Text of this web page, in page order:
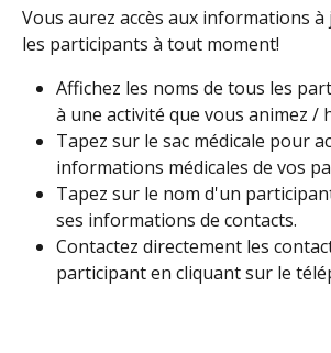
Vous aurez accès aux informations
les participants à tout moment!
Affichez les noms de tous les
à une activité que vous animez /
Tapez sur le sac médicale pour
informations médicales de vos
Tapez sur le nom d'un
ses informations de contacts.
Contactez directement les
participant en cliquant sur le